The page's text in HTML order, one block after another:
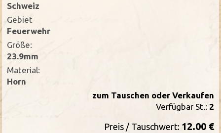
Schweiz
Gebiet
Feuerwehr
Größe:
23.9mm
Material:
Horn
zum Tauschen oder Verkaufen
Verfügbar St.: 2
Preis / Tauschwert: 12.00 €